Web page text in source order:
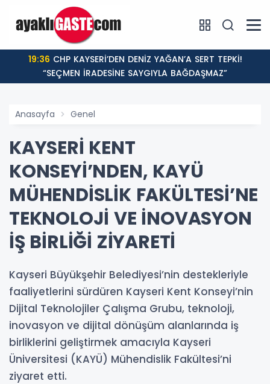
19:36
“SEÇMEN İRADESİNE SAYGIYLA BAĞDAŞMAZ”
Anasayfa Genel
KAYSERİ KENT
KONSEYİ’NDEN, KAYÜ
MÜHENDİSLİK FAKÜLTESİ’NE
TEKNOLOJİ VE İNOVASYON
İŞ BİRLİĞİ ZİYARETİ
Kayseri Büyükşehir Belediyesi’nin destekleriyle
faaliyetlerini sürdüren Kayseri Kent Konseyi’nin
Dijital Teknolojiler Çalışma Grubu, teknoloji,
inovasyon ve dijital dönüşüm alanlarında iş
birliklerini geliştirmek amacıyla Kayseri
Üniversitesi (KAYÜ) Mühendislik Fakültesi’ni
ziyaret etti.